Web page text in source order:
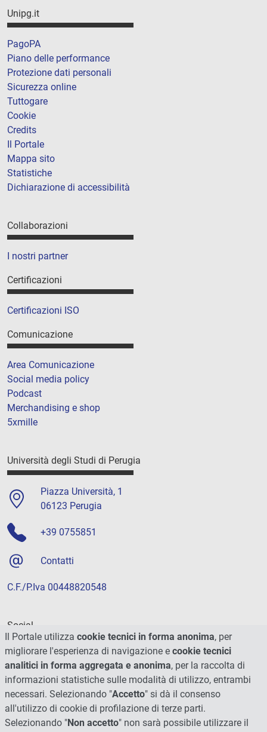
Unipg.it
PagoPA
Piano delle performance
Protezione dati personali
Sicurezza online
Tuttogare
Cookie
Credits
Il Portale
Mappa sito
Statistiche
Dichiarazione di accessibilità
Collaborazioni
I nostri partner
Certificazioni
Certificazioni ISO
Comunicazione
Area Comunicazione
Social media policy
Podcast
Merchandising e shop
5xmille
Università degli Studi di Perugia
Piazza Università, 1
06123 Perugia
+39 0755851
Contatti
C.F./P.Iva 00448820548
Social
Il Portale utilizza cookie tecnici in forma anonima, per
migliorare l'esperienza di navigazione e cookie tecnici
analitici in forma aggregata e anonima, per la raccolta di
informazioni statistiche sulle modalità di utilizzo, entrambi
necessari. Selezionando "Accetto" si dà il consenso
all'utilizzo di cookie di profilazione di terze parti.
Selezionando "Non accetto" non sarà possibile utilizzare il